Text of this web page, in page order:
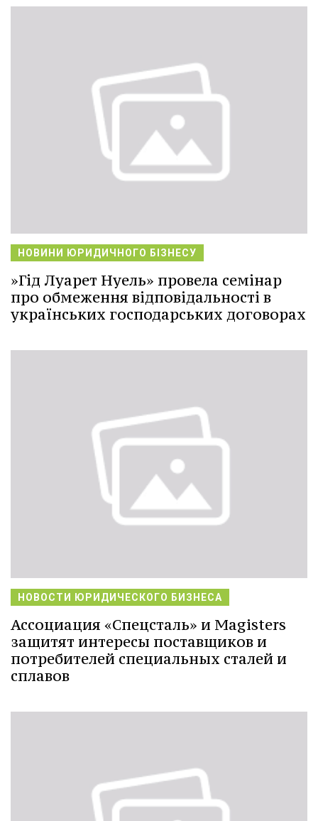
НОВИНИ ЮРИДИЧНОГО БІЗНЕСУ
»Гід Луарет Нуель» провела семінар
про обмеження відповідальності в
українських господарських договорах
НОВОСТИ ЮРИДИЧЕСКОГО БИЗНЕСА
Ассоциация «Спецсталь» и Magisters
защитят интересы поставщиков и
потребителей специальных сталей и
сплавов